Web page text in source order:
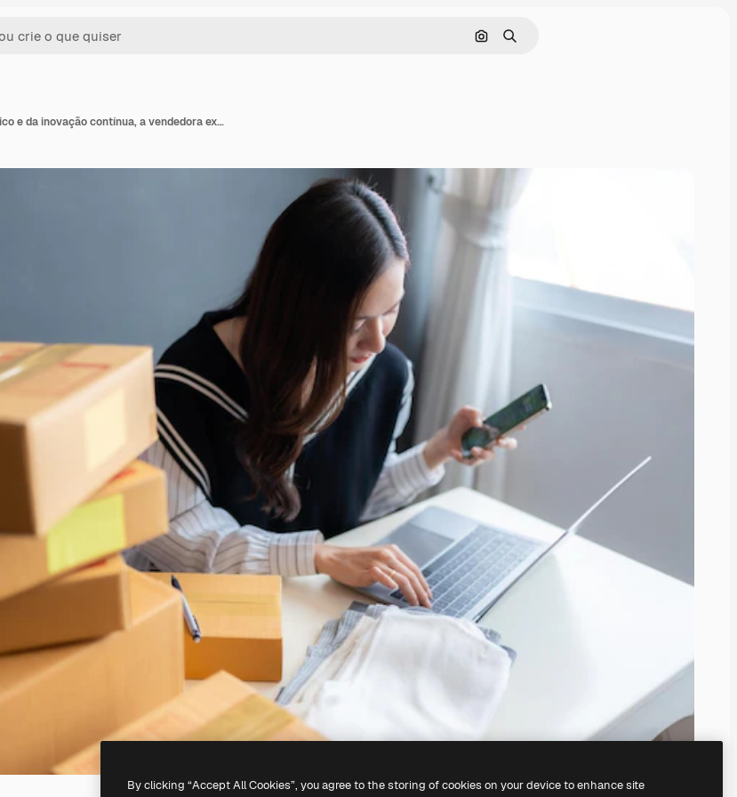
Pesquisar por imagem
Buscar
Através do planejamento estratégico e da inovação contínua, a vendedora expande seu negócio on-line e se estabelece como uma figura proeminente na indústria de comércio eletrônico
By clicking “Accept All Cookies”, you agree to the storing of cookies on your device to enhance site